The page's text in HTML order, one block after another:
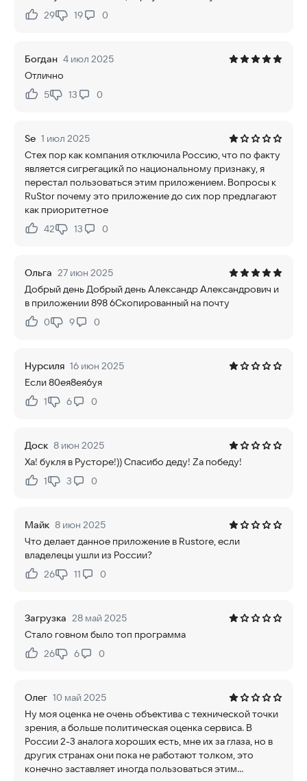
Нравится:
29Не нравится:
19 0
Богдан 4 июл 2025
Отлично
Нравится:
5Не нравится:
13 0
Se 1 июл 2025
Стех пор как компания отключила Россию, что по факту
является сигрегацикй по национальному признаку, я
перестал пользоваться этим приложением. Вопросы к
RuStor почему это приложение до сих пор предлагают
как приоритетное
Нравится:
42Не нравится:
13 0
Ольга 27 июн 2025
Добрый день Добрый день Александр Александрович и
в приложении 898 6Скопированный на почту
Нравится:
0Не нравится:
9 0
Нурсиля 16 июн 2025
Если 80ея8ея6уя
Нравится:
1Не нравится:
6 0
Доск 8 июн 2025
Ха! букля в Русторе!)) Спасибо деду! Za победу!
Нравится:
1Не нравится:
3 0
Майк 8 июн 2025
Что делает данное приложение в Rustore, если
владелецы ушли из России?
Нравится:
26Не нравится:
11 0
Загрузка 28 май 2025
Стало говном было топ программа
Нравится:
26Не нравится:
6 0
Олег 10 май 2025
Ну моя оценка не очень объектива с технической точки
зрения, а больше политическая оценка сервиса. В
России 2-3 аналога хороших есть, мне их за глаза, но в
других странах они пока не работают толком, это
конечно заставляет иногда пользоваться этим...